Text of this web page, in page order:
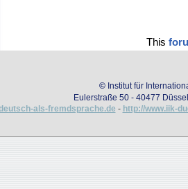
This
© Institut für
Eulerstraße 50 - 40477
als-fremdsprache.de - http://www.iik-